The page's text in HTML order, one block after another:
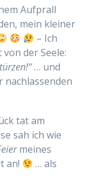
Aufprall
mein kleiner
– Ich
der Seele:
… und
nachlassenden
tat am
sah ich wie
meines
an!
… als